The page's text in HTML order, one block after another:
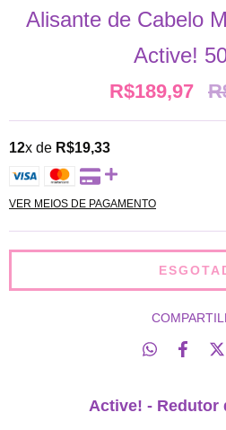
Alisante de Cabelo
Active!
R$189,97
12x de R$19,33
VER MEIOS DE PAGAMENTO
Active! - Redutor